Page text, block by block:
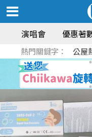
演唱會 優惠著
熱門關鍵字： 公屋